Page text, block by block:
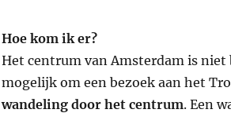
Hoe kom ik er?
Het centrum van Amsterdam is
mogelijk om een bezoek aan het
wandeling door het centrum. Een